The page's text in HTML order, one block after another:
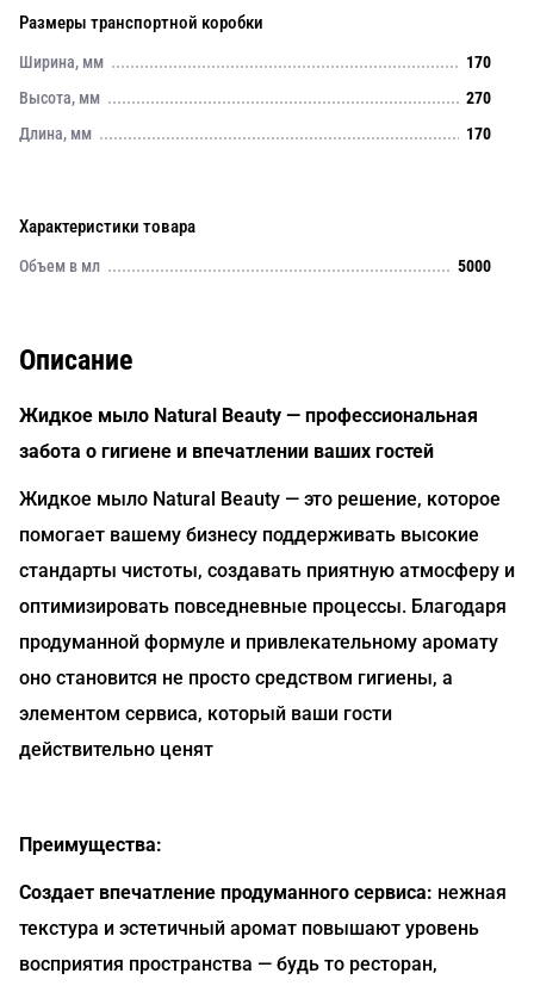
Размеры транспортной коробки
Ширина, мм
170
Высота, мм
270
Длина, мм
170
Характеристики товара
Объем в мл 5000
Описание
Жидкое мыло Natural Beauty — профессиональная
забота о гигиене и впечатлении ваших гостей
Жидкое мыло Natural Beauty — это решение, которое
помогает вашему бизнесу поддерживать высокие
стандарты чистоты, создавать приятную атмосферу и
оптимизировать повседневные процессы. Благодаря
продуманной формуле и привлекательному аромату
оно становится не просто средством гигиены, а
элементом сервиса, который ваши гости
действительно ценят
Преимущества:
Создает впечатление продуманного сервиса: нежная
текстура и эстетичный аромат повышают уровень
восприятия пространства — будь то ресторан,